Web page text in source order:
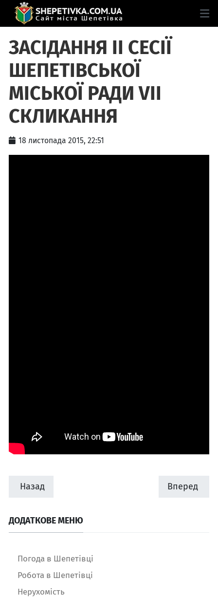
ЗАСІДАННЯ IІ СЕСІЇ
ШЕПЕТІВСЬКОЇ
МІСЬКОЇ РАДИ VІІ
СКЛИКАННЯ
18 листопада 2015, 22:51
Назад Вперед
ДОДАТКОВЕ МЕНЮ
Погода в Шепетівці
Робота в Шепетівці
Нерухомість